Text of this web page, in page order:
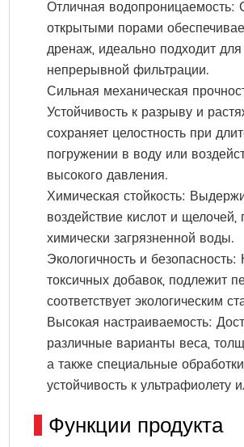
Отличная водопроницаемость:
открытыми порами
дренаж, идеально подходит для
непрерывной фильтрации.
Сильная механическая
Устойчивость к разрыву и
сохраняет целостность при
погружении в воду или
высокого давления.
Химическая стойкость:
воздействие кислот и щелочей,
химически загрязненной воды.
Экологичность и
токсичных добавок, подлежит
соответствует экологическим
Высокая настраиваемость:
различные варианты веса,
а также специальные
устойчивость к ультрафиолету
Функции продукта